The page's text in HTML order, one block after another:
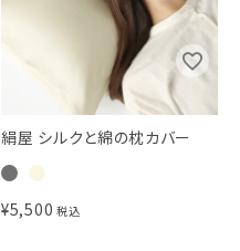
絹屋 シルクと綿の枕カバー
¥5,500 税込